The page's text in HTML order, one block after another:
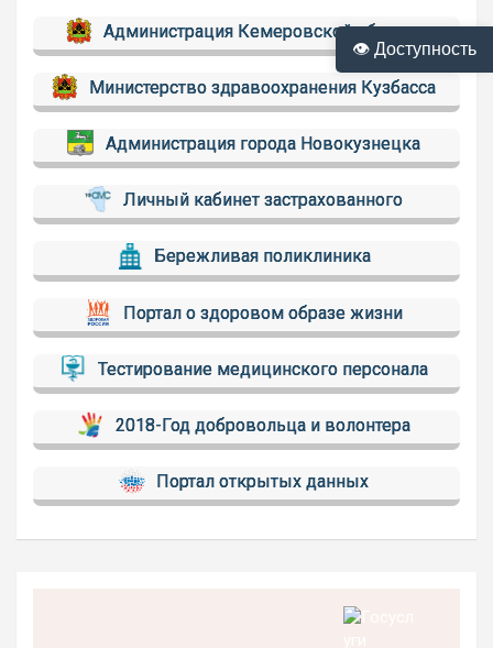
👁 Доступность
Администрация Кемеровской области
Министерство здравоохранения Кузбасса
Администрация города Новокузнецка
Личный кабинет застрахованного
Бережливая поликлиника
Портал о здоровом образе жизни
Тестирование медицинского персонала
2018-Год добровольца и волонтера
Портал открытых данных